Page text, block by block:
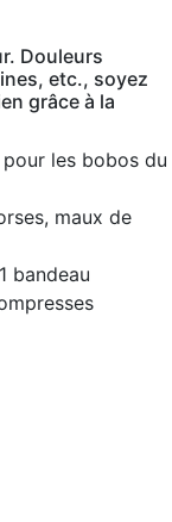
Douleurs
etc., soyez
grâce à la
les bobos du
maux de
bandeau